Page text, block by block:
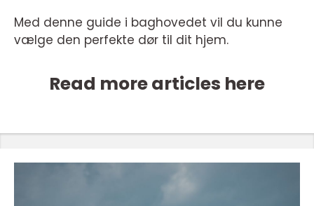
Med denne guide i baghovedet vil du kunne
vælge den perfekte dør til dit hjem.
Read more articles here